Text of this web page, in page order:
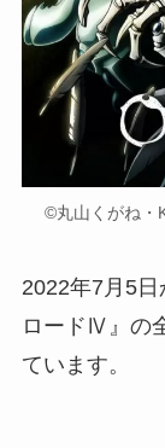
©丸山くがね・
2022年7月5
ロードⅣ』の
ています。